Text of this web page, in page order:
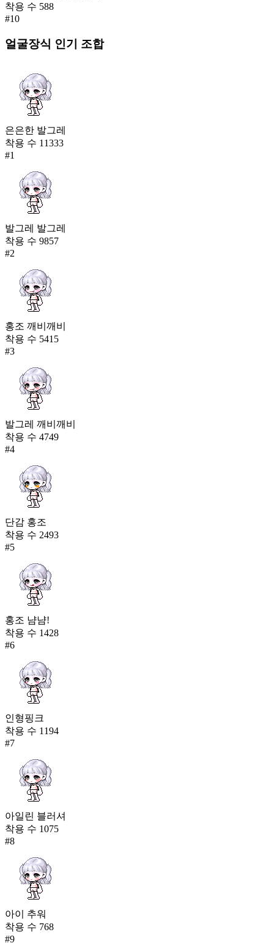
착용 수 588
#10
얼굴장식 인기 조합
은은한 발그레
착용 수 11333
#1
발그레 발그레
착용 수 9857
#2
홍조 깨비깨비
착용 수 5415
#3
발그레 깨비깨비
착용 수 4749
#4
단감 홍조
착용 수 2493
#5
홍조 냠냠!
착용 수 1428
#6
인형핑크
착용 수 1194
#7
아일린 블러셔
착용 수 1075
#8
아이 추워
착용 수 768
#9